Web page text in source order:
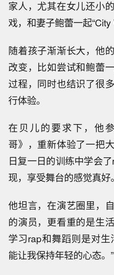
家人，尤其在女儿还小
戏，和妻子鲍蕾一起“City
随着孩子渐渐长大，他
改变，比如尝试和鲍蕾
过程，同时也结识了很
行体验。
在贝儿的要求下，他
哥》，重新体验了一把
日复一日的训练中学会
现，享受舞台的感觉真好。
他坦言，在演艺圈里，
的演员，更看重的是生
学习rap和舞蹈则是对
能让我保持年轻的心态。”